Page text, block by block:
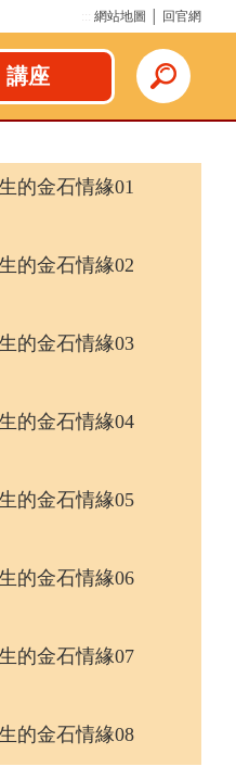
::: 網站地圖 回官網
講座
的金石情緣01
的金石情緣02
的金石情緣03
的金石情緣04
的金石情緣05
的金石情緣06
的金石情緣07
的金石情緣08